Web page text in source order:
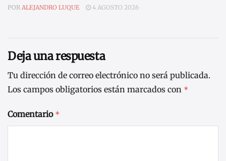
POR ALEJANDRO LUQUE 4 AGOSTO 2026
Deja una respuesta
Tu dirección de correo electrónico no será publicada.
Los campos obligatorios están marcados con *
Comentario *